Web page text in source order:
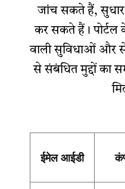
जांच सकते हैं,
कर सकते हैं। पोर्टल
वाली सुविधाओं और
से संबंधित मुद्दों का
ईमेल आईडी